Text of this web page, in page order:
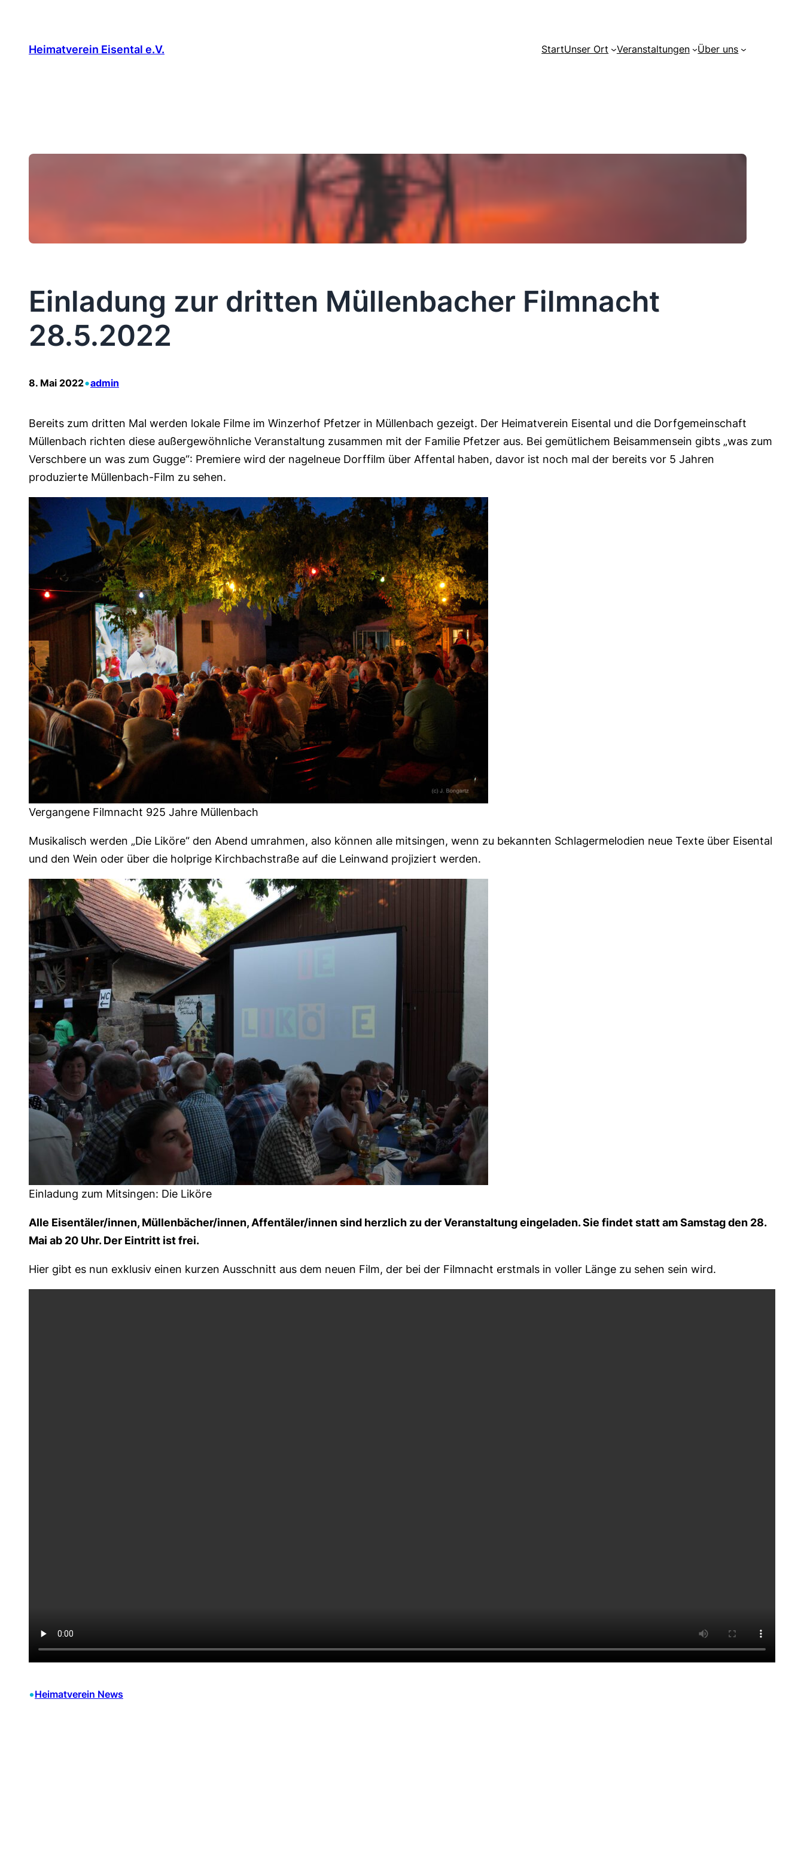
springen
Heimatverein Eisental e.V. StartUnser Ort Veranstaltungen Über uns
Einladung zur dritten Müllenbacher Filmnacht
28.5.2022
8. Mai 2022•admin
Bereits zum dritten Mal werden lokale Filme im Winzerhof Pfetzer in Müllenbach gezeigt. Der Heimatverein Eisental und die Dorfgemeinschaft
Müllenbach richten diese außergewöhnliche Veranstaltung zusammen mit der Familie Pfetzer aus. Bei gemütlichem Beisammensein gibts „was zum
Verschbere un was zum Gugge“: Premiere wird der nagelneue Dorffilm über Affental haben, davor ist noch mal der bereits vor 5 Jahren
produzierte Müllenbach-Film zu sehen.
Vergangene Filmnacht 925 Jahre Müllenbach
Musikalisch werden „Die Liköre“ den Abend umrahmen, also können alle mitsingen, wenn zu bekannten Schlagermelodien neue Texte über Eisental
und den Wein oder über die holprige Kirchbachstraße auf die Leinwand projiziert werden.
Einladung zum Mitsingen: Die Liköre
Alle Eisentäler/innen, Müllenbächer/innen, Affentäler/innen sind herzlich zu der Veranstaltung eingeladen. Sie findet statt am Samstag den 28.
Mai ab 20 Uhr. Der Eintritt ist frei.
Hier gibt es nun exklusiv einen kurzen Ausschnitt aus dem neuen Film, der bei der Filmnacht erstmals in voller Länge zu sehen sein wird.
•Heimatverein News